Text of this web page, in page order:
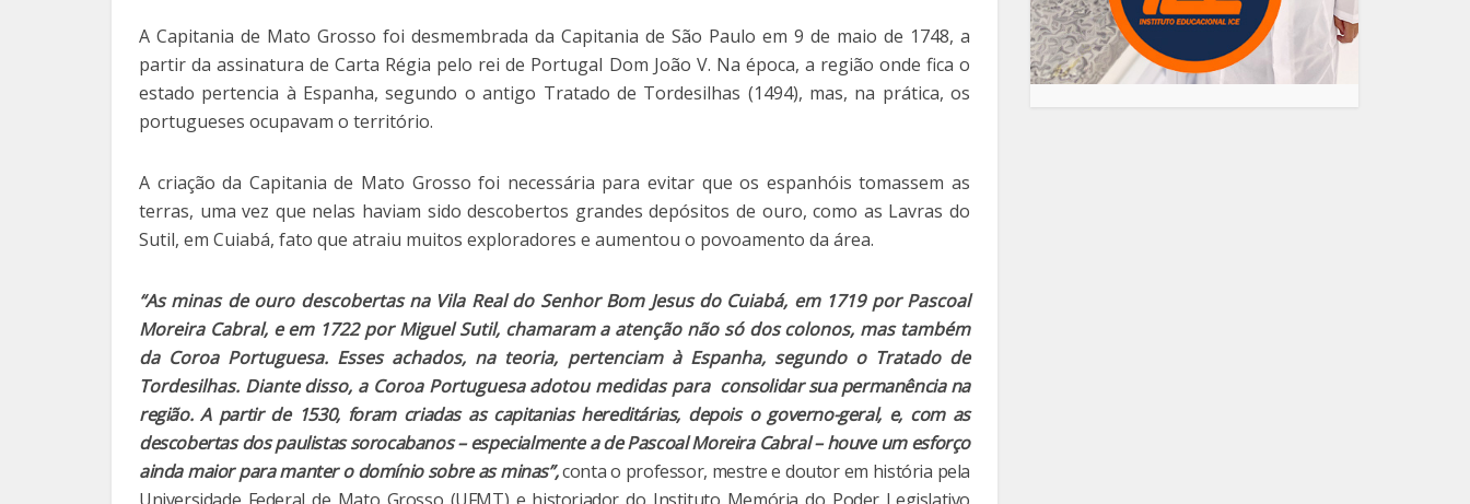
A Capitania de Mato Grosso foi desmembrada da Capitania de São Paulo em 9 de maio de 1748, a
partir da assinatura de Carta Régia pelo rei de Portugal Dom João V. Na época, a região onde fica o
estado pertencia à Espanha, segundo o antigo Tratado de Tordesilhas (1494), mas, na prática, os
portugueses ocupavam o território.
A criação da Capitania de Mato Grosso foi necessária para evitar que os espanhóis tomassem as
terras, uma vez que nelas haviam sido descobertos grandes depósitos de ouro, como as Lavras do
Sutil, em Cuiabá, fato que atraiu muitos exploradores e aumentou o povoamento da área.
“As minas de ouro descobertas na Vila Real do Senhor Bom Jesus do Cuiabá, em 1719 por Pascoal
Moreira Cabral, e em 1722 por Miguel Sutil, chamaram a atenção não só dos colonos, mas também
da Coroa Portuguesa. Esses achados, na teoria, pertenciam à Espanha, segundo o Tratado de
Tordesilhas. Diante disso, a Coroa Portuguesa adotou medidas para consolidar sua permanência na
região. A partir de 1530, foram criadas as capitanias hereditárias, depois o governo-geral, e, com as
descobertas dos paulistas sorocabanos – especialmente a de Pascoal Moreira Cabral – houve um esforço
ainda maior para manter o domínio sobre as minas”,conta o professor, mestre e doutor em história pela